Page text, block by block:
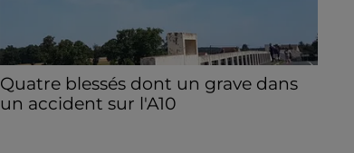
Quatre blessés dont un grave dans
un accident sur l'A10